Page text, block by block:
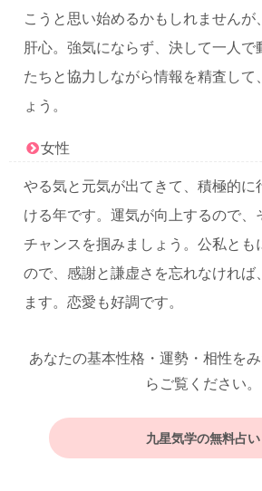
こうと思い始めるかもしれません
肝心。強気にならず、決して一人で
たちと協力しながら情報を精査して
ょう。
女性
やる気と元気が出てきて、積極的に
ける年です。運気が向上するので、
チャンスを掴みましょう。公私とも
ので、感謝と謙虚さを忘れなければ
ます。恋愛も好調です。
あなたの基本性格・運勢・相性を
らご覧ください。
九星気学の無料占い